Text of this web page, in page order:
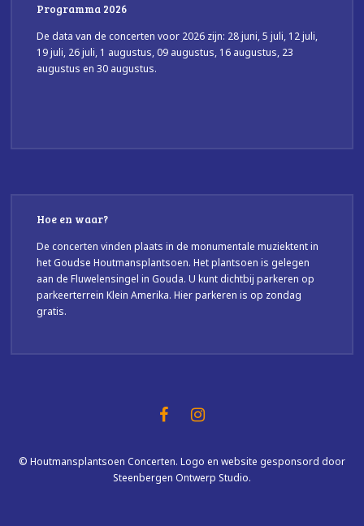
Programma 2026
De data van de concerten voor 2026 zijn: 28 juni, 5 juli, 12 juli,
19 juli, 26 juli, 1 augustus, 09 augustus, 16 augustus, 23
augustus en 30 augustus.
Hoe en waar?
De concerten vinden plaats in de monumentale muziektent in
het Goudse Houtmansplantsoen. Het plantsoen is gelegen
aan de Fluwelensingel in Gouda. U kunt dichtbij parkeren op
parkeerterrein Klein Amerika. Hier parkeren is op zondag
gratis.
© Houtmansplantsoen Concerten. Logo en website gesponsord door
Steenbergen Ontwerp Studio.